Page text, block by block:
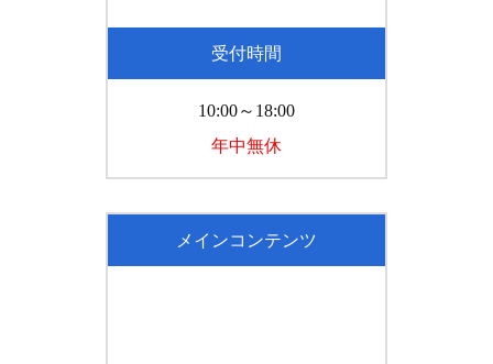
受付時間
10:00～18:00
年中無休
メインコンテンツ